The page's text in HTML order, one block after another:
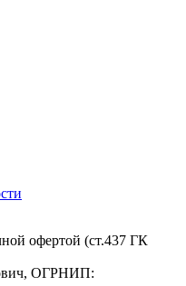
офертой (ст.437 ГК
ОГРНИП: